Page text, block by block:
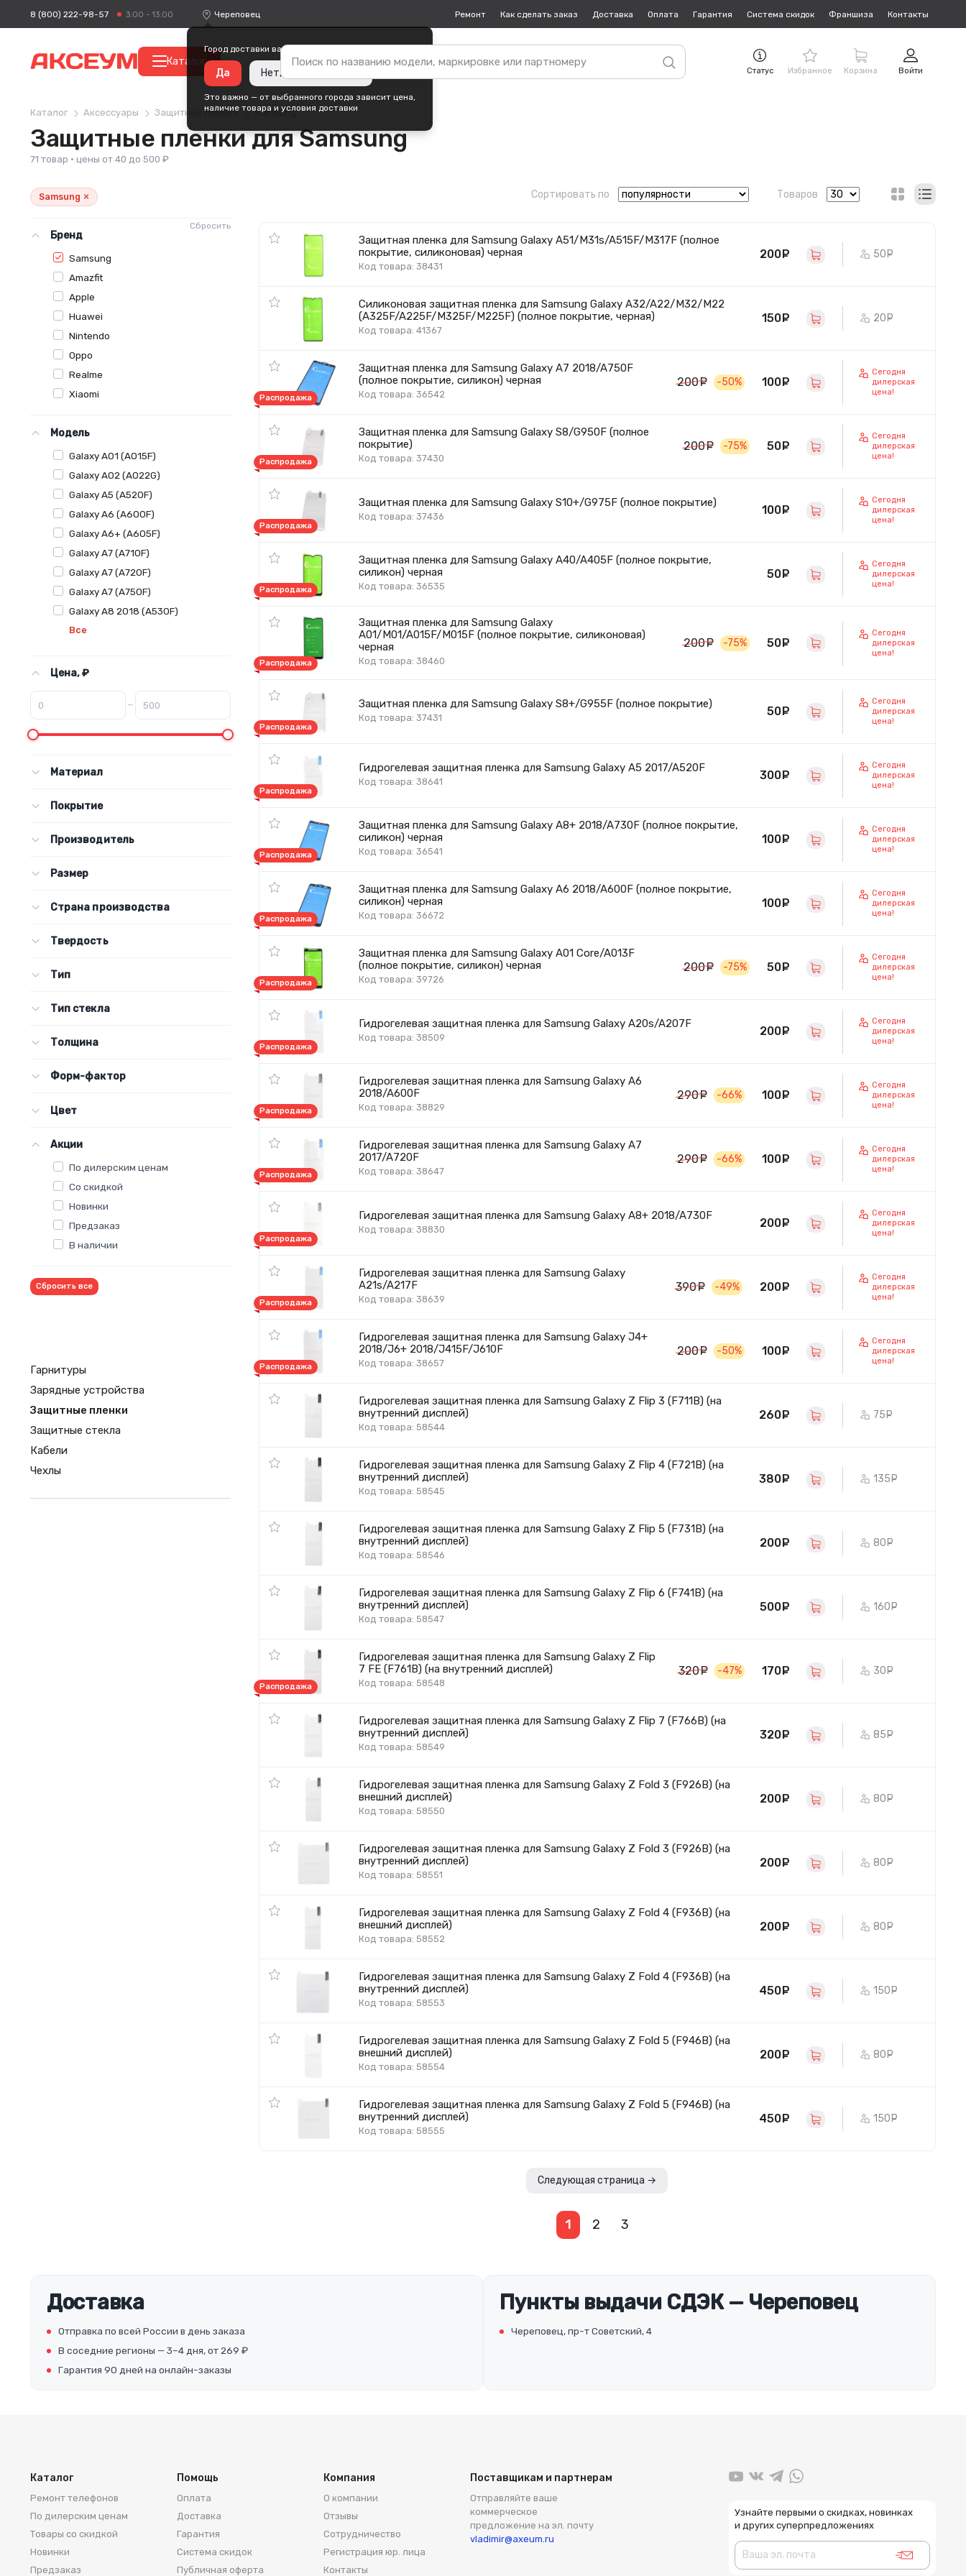
8 (800) 222-98-57 3:00 - 13:00 Череповец
Город доставки ваших покупок —
Да Нет, изменить город
Это важно — от выбранного города зависит цена,
наличие товара и условия доставки
Ремонт Как сделать заказ Доставка Оплата Гарантия Система скидок Франшиза Контакты
Каталог
Статус Избранное Корзина Войти
Каталог Аксессуары Защитные пленки Samsung
Защитные пленки для Samsung
71 товар · цены от 40 до 500 ₽
Samsung ×
Сбросить
Бренд
Samsung
Amazfit
Apple
Huawei
Nintendo
Oppo
Realme
Xiaomi
Модель
Galaxy A01 (A015F)
Galaxy A02 (A022G)
Galaxy A5 (A520F)
Galaxy A6 (A600F)
Galaxy A6+ (A605F)
Galaxy A7 (A710F)
Galaxy A7 (A720F)
Galaxy A7 (A750F)
Galaxy A8 2018 (A530F)
Все
Цена, ₽
–
Материал
Покрытие
Производитель
Размер
Страна производства
Твердость
Тип
Тип стекла
Толщина
Форм-фактор
Цвет
Акции
По дилерским ценам
Со скидкой
Новинки
Предзаказ
В наличии
Сбросить все
Гарнитуры
Зарядные устройства
Защитные пленки
Защитные стекла
Кабели
Чехлы
Сортировать по Товаров
Защитная пленка для Samsung Galaxy A51/M31s/A515F/M317F (полное
покрытие, силиконовая) черная
Код товара: 38431
200 руб. 50
Силиконовая защитная пленка для Samsung Galaxy A32/A22/M32/M22
(A325F/A225F/M325F/M225F) (полное покрытие, черная)
Код товара: 41367
150 руб. 20
Защитная пленка для Samsung Galaxy A7 2018/A750F
(полное покрытие, силикон) черная
Код товара: 36542
Распродажа
200 руб.
-50% 100 руб.
Сегодня
дилерская
цена!
Защитная пленка для Samsung Galaxy S8/G950F (полное
покрытие)
Код товара: 37430
Распродажа
200 руб.
-75% 50 руб.
Сегодня
дилерская
цена!
Защитная пленка для Samsung Galaxy S10+/G975F (полное покрытие)
Код товара: 37436
Распродажа
100 руб.
Сегодня
дилерская
цена!
Защитная пленка для Samsung Galaxy A40/A405F (полное покрытие,
силикон) черная
Код товара: 36535
Распродажа
50 руб.
Сегодня
дилерская
цена!
Защитная пленка для Samsung Galaxy
A01/M01/A015F/M015F (полное покрытие, силиконовая)
черная
Код товара: 38460
Распродажа
200 руб.
-75% 50 руб.
Сегодня
дилерская
цена!
Защитная пленка для Samsung Galaxy S8+/G955F (полное покрытие)
Код товара: 37431
Распродажа
50 руб.
Сегодня
дилерская
цена!
Гидрогелевая защитная пленка для Samsung Galaxy A5 2017/A520F
Код товара: 38641
Распродажа
300 руб.
Сегодня
дилерская
цена!
Защитная пленка для Samsung Galaxy A8+ 2018/A730F (полное покрытие,
силикон) черная
Код товара: 36541
Распродажа
100 руб.
Сегодня
дилерская
цена!
Защитная пленка для Samsung Galaxy A6 2018/A600F (полное покрытие,
силикон) черная
Код товара: 36672
Распродажа
100 руб.
Сегодня
дилерская
цена!
Защитная пленка для Samsung Galaxy A01 Core/A013F
(полное покрытие, силикон) черная
Код товара: 39726
Распродажа
200 руб.
-75% 50 руб.
Сегодня
дилерская
цена!
Гидрогелевая защитная пленка для Samsung Galaxy A20s/A207F
Код товара: 38509
Распродажа
200 руб.
Сегодня
дилерская
цена!
Гидрогелевая защитная пленка для Samsung Galaxy A6
2018/A600F
Код товара: 38829
Распродажа
290 руб.
-66% 100 руб.
Сегодня
дилерская
цена!
Гидрогелевая защитная пленка для Samsung Galaxy A7
2017/A720F
Код товара: 38647
Распродажа
290 руб.
-66% 100 руб.
Сегодня
дилерская
цена!
Гидрогелевая защитная пленка для Samsung Galaxy A8+ 2018/A730F
Код товара: 38830
Распродажа
200 руб.
Сегодня
дилерская
цена!
Гидрогелевая защитная пленка для Samsung Galaxy
A21s/A217F
Код товара: 38639
Распродажа
390 руб.
-49% 200 руб.
Сегодня
дилерская
цена!
Гидрогелевая защитная пленка для Samsung Galaxy J4+
2018/J6+ 2018/J415F/J610F
Код товара: 38657
Распродажа
200 руб.
-50% 100 руб.
Сегодня
дилерская
цена!
Гидрогелевая защитная пленка для Samsung Galaxy Z Flip 3 (F711B) (на
внутренний дисплей)
Код товара: 58544
260 руб. 75
Гидрогелевая защитная пленка для Samsung Galaxy Z Flip 4 (F721B) (на
внутренний дисплей)
Код товара: 58545
380 руб. 135
Гидрогелевая защитная пленка для Samsung Galaxy Z Flip 5 (F731B) (на
внутренний дисплей)
Код товара: 58546
200 руб. 80
Гидрогелевая защитная пленка для Samsung Galaxy Z Flip 6 (F741B) (на
внутренний дисплей)
Код товара: 58547
500 руб. 160
Гидрогелевая защитная пленка для Samsung Galaxy Z Flip
7 FE (F761B) (на внутренний дисплей)
Код товара: 58548
Распродажа
320 руб.
-47% 170 руб. 30
Гидрогелевая защитная пленка для Samsung Galaxy Z Flip 7 (F766B) (на
внутренний дисплей)
Код товара: 58549
320 руб. 85
Гидрогелевая защитная пленка для Samsung Galaxy Z Fold 3 (F926B) (на
внешний дисплей)
Код товара: 58550
200 руб. 80
Гидрогелевая защитная пленка для Samsung Galaxy Z Fold 3 (F926B) (на
внутренний дисплей)
Код товара: 58551
200 руб. 80
Гидрогелевая защитная пленка для Samsung Galaxy Z Fold 4 (F936B) (на
внешний дисплей)
Код товара: 58552
200 руб. 80
Гидрогелевая защитная пленка для Samsung Galaxy Z Fold 4 (F936B) (на
внутренний дисплей)
Код товара: 58553
450 руб. 150
Гидрогелевая защитная пленка для Samsung Galaxy Z Fold 5 (F946B) (на
внешний дисплей)
Код товара: 58554
200 руб. 80
Гидрогелевая защитная пленка для Samsung Galaxy Z Fold 5 (F946B) (на
внутренний дисплей)
Код товара: 58555
450 руб. 150
Следующая страница →
1 2 3
Доставка
Отправка по всей России в день заказа
В соседние регионы — 3–4 дня, от 269 ₽
Гарантия 90 дней на онлайн-заказы
Пункты выдачи СДЭК — Череповец
Череповец, пр-т Советский, 4
Каталог
Ремонт телефонов
По дилерским ценам
Товары со скидкой
Новинки
Предзаказ
Помощь
Оплата
Доставка
Гарантия
Система скидок
Публичная оферта
Компания
О компании
Отзывы
Сотрудничество
Регистрация юр. лица
Контакты
Поставщикам и партнерам
Отправляйте ваше
коммерческое
предложение на эл. почту
vladimir@axeum.ru
Узнайте первыми о скидках, новинках
и других суперпредложениях